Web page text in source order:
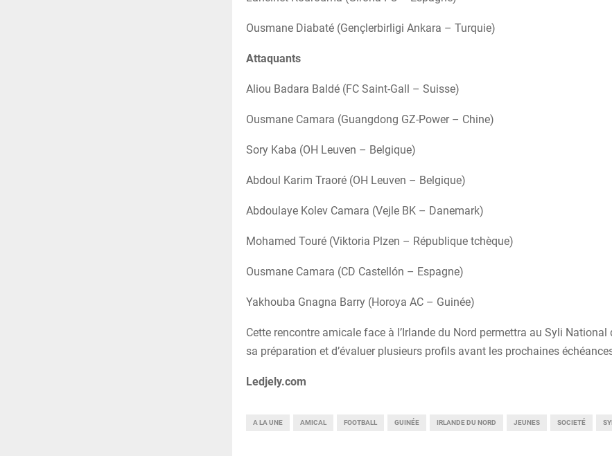
Ousmane Diabaté (Gençlerbirligi Ankara – Turquie)
Attaquants
Aliou Badara Baldé (FC Saint-Gall – Suisse)
Ousmane Camara (Guangdong GZ-Power – Chine)
Sory Kaba (OH Leuven – Belgique)
Abdoul Karim Traoré (OH Leuven – Belgique)
Abdoulaye Kolev Camara (Vejle BK – Danemark)
Mohamed Touré (Viktoria Plzen – République tchèque)
Ousmane Camara (CD Castellón – Espagne)
Yakhouba Gnagna Barry (Horoya AC – Guinée)
Cette rencontre amicale face à l’Irlande du Nord permettra au Syli National
sa préparation et d’évaluer plusieurs profils avant les prochaines
Ledjely.com
A LA UNE AMICAL FOOTBALL GUINÉE IRLANDE DU NORD JEUNES SOCIETÉ